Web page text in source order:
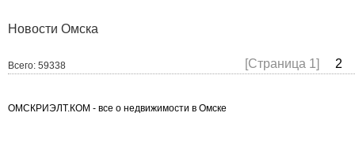
Новости Омска
[Страница 1] 2
Всего: 59338
ОМСКРИЭЛТ.КОМ - все о недвижимости в Омске